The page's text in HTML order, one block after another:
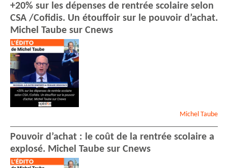
+20% sur les dépenses de rentrée scolaire selon
CSA /Cofidis. Un étouffoir sur le pouvoir d’achat.
Michel Taube sur Cnews
Michel Taube
Pouvoir d’achat : le coût de la rentrée scolaire a
explosé. Michel Taube sur Cnews